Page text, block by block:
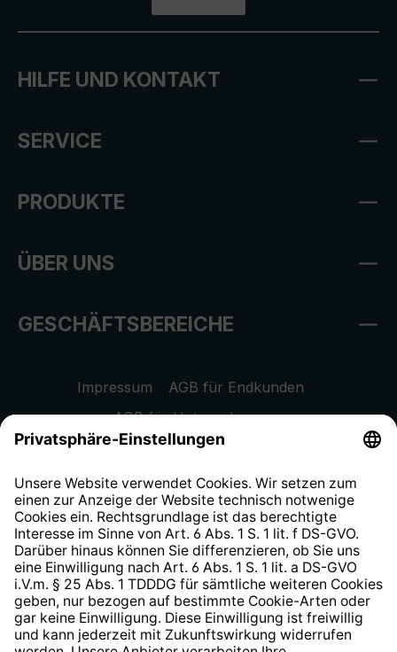
HILFE UND KONTAKT
SERVICE
PRODUKTE
ÜBER UNS
GESCHÄFTSBEREICHE
Impressum
AGB für Endkunden
AGB für Unternehmen
Datenschutzhinweis
Widerrufsrecht
Hinweisgeberschutzsystem
Barrierefreiheit